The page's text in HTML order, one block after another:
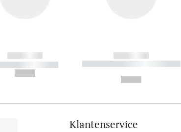
------------
-----------
------------
----------- ----------- ----------
Klantenservice